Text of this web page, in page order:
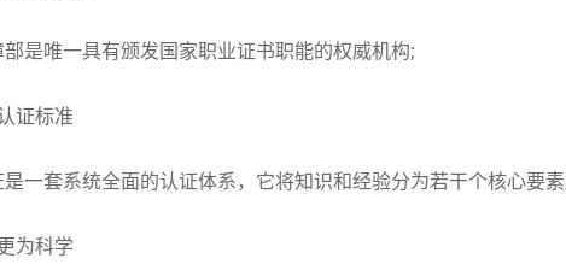
唯一具有颁发国家职业证书职能的权威机构;
证标准
套系统全面的认证体系，它将知识和经验分为若干个核心要素
为科学